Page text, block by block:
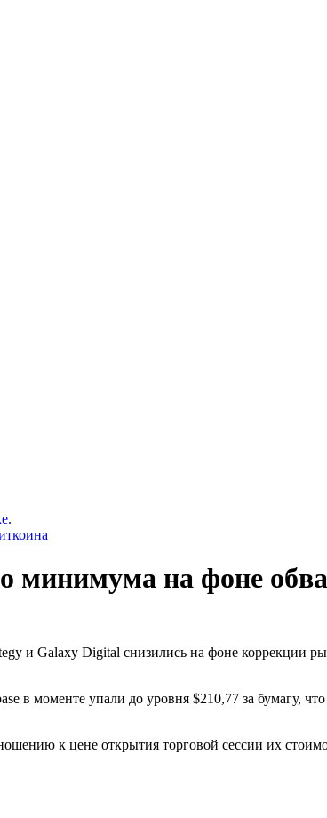
минимума на фоне
и Galaxy Digital снизились на фоне коррекции
в моменте упали до уровня $210,77 за бумагу,
к цене открытия торговой сессии их